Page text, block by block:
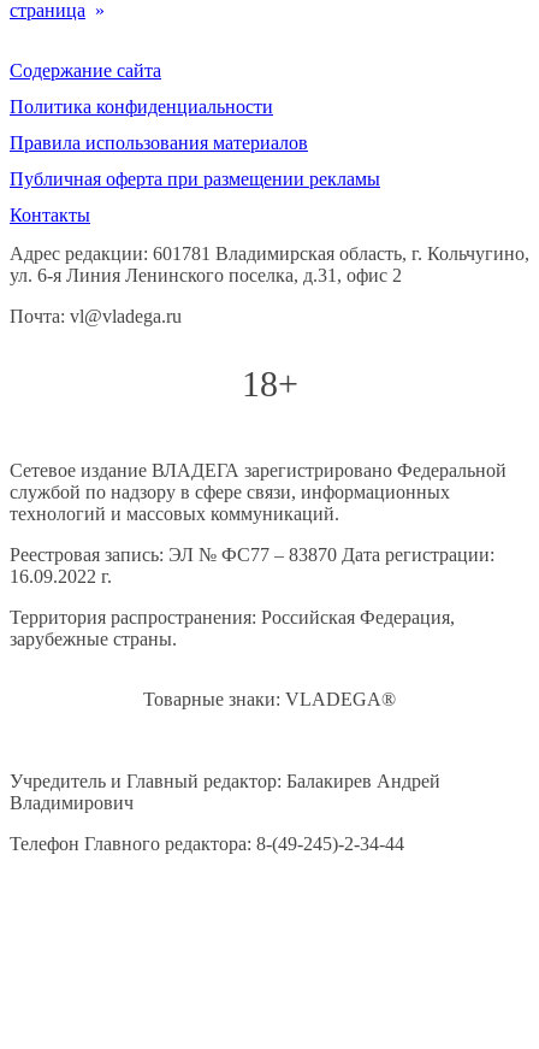
страница »
Содержание сайта
Политика конфиденциальности
Правила использования материалов
Публичная оферта при размещении рекламы
Контакты
Адрес редакции: 601781 Владимирская область, г. Кольчугино,
ул. 6-я Линия Ленинского поселка, д.31, офис 2
Почта: vl@vladega.ru
18+
Сетевое издание ВЛАДЕГА зарегистрировано Федеральной
службой по надзору в сфере связи, информационных
технологий и массовых коммуникаций.
Реестровая запись: ЭЛ № ФС77 – 83870 Дата регистрации:
16.09.2022 г.
Территория распространения: Российская Федерация,
зарубежные страны.
Товарные знаки: VLADEGA®
Учредитель и Главный редактор: Балакирев Андрей
Владимирович
Телефон Главного редактора: 8-(49-245)-2-34-44